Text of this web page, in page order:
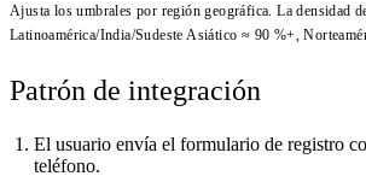
Ajusta los umbrales por región geográfica. La densidad
Latinoamérica/India/Sudeste Asiático ≈ 90 %+,
Patrón de integración
El usuario envía el formulario de registro
teléfono.